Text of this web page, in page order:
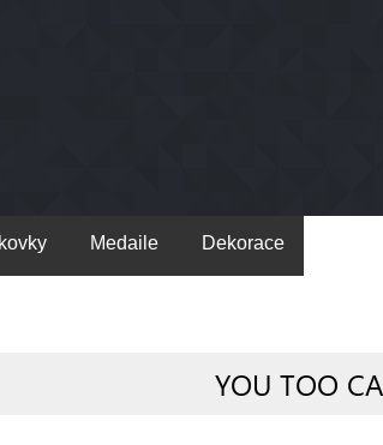
Medaile Dekorace
YOU TOO